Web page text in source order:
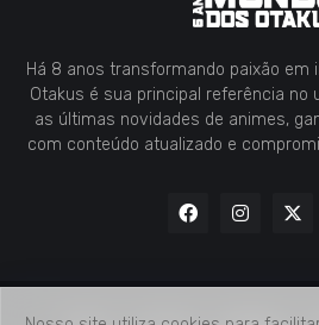
Há 8 anos transformando paixão em
Otakus é sua principal referência no
as últimas novidades de animes,
com conteúdo atualizado e